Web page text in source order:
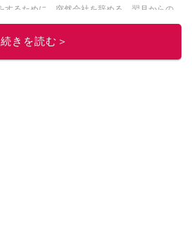
するために、突然会社を辞める。翌月からの
ら、しかも空いた時間でできるオークション
仕方がわからずに、まずは落札者として参
続きを読む＞